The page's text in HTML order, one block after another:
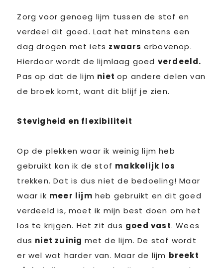
Zorg voor genoeg lijm tussen de stof en
verdeel dit goed. Laat het minstens een
dag drogen met iets zwaars erbovenop.
Hierdoor wordt de lijmlaag goed verdeeld.
Pas op dat de lijm nietop andere delen van
de broek komt, want dit blijf je zien.
Stevigheid en flexibiliteit
Op de plekken waar ik weinig lijm heb
gebruikt kan ik de stof makkelijk los
trekken. Dat is dus niet de bedoeling! Maar
waar ik meer lijm heb gebruikt en dit goed
verdeeld is, moet ik mijn best doen om het
los te krijgen. Het zit dus goed vast. Wees
dus niet zuinig met de lijm. De stof wordt
er wel wat harder van. Maar de lijm breekt